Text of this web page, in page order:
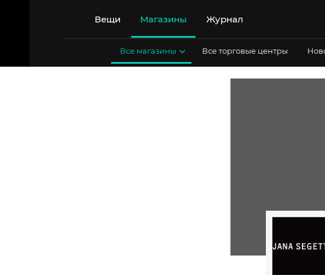
Вещи Магазины Журнал
Все магазины Все торговые центры